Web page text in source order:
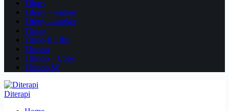
Tifony
Tifony – kanker
Tifony – kanker
Titano
Titano Bu Ike
Titanoo
Titanoo – Copy
Titanoo SF
Diterapi